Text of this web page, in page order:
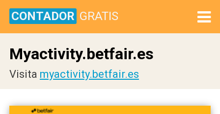
CONTADOR GRATIS
Myactivity.betfair.es
Visita myactivity.betfair.es